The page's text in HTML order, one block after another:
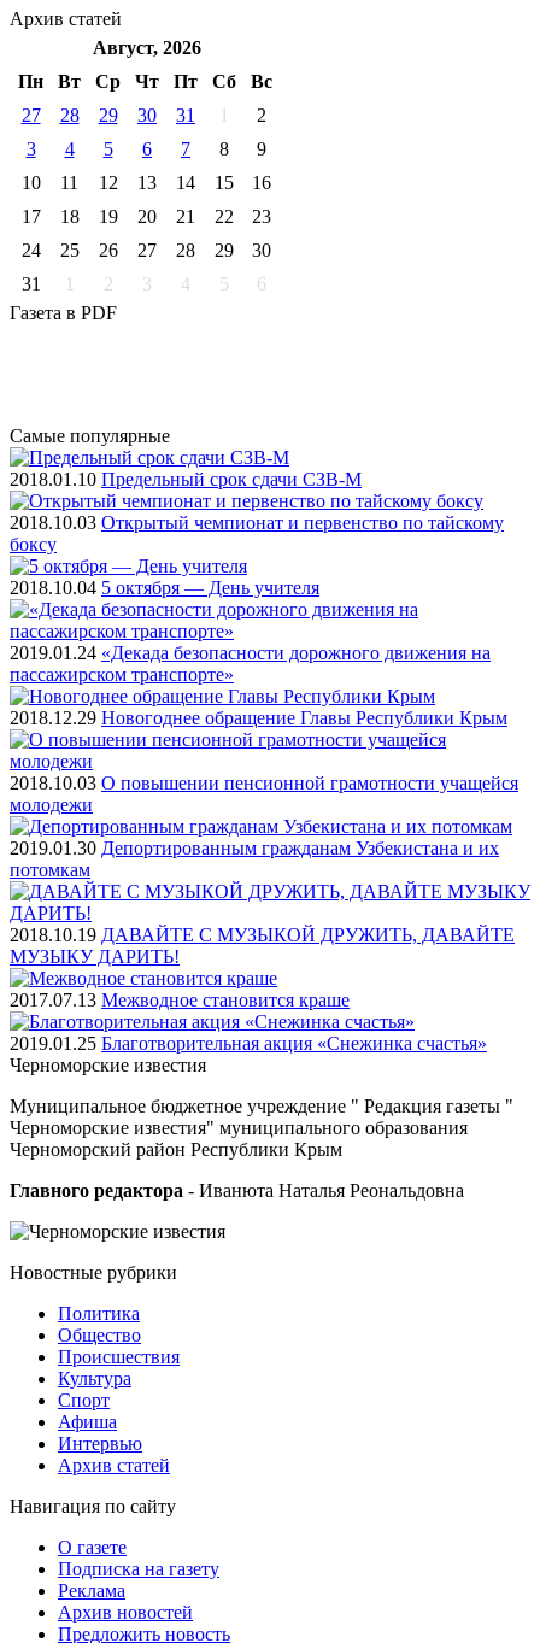
Архив статей
Август, 2026
Пн
Вт Ср Чт Пт Cб
Вс
27
28 29 30 31 1
2
3
4 5 6 7 8
9
10
11 12 13 14 15
16
17
18 19 20 21 22
23
24
25 26 27 28 29
30
31
1 2 3 4 5
6
Газета в PDF
Самые популярные
2018.01.10 Предельный срок сдачи СЗВ-М
2018.10.03 Открытый чемпионат и первенство по тайскому
боксу
2018.10.04 5 октября — День учителя
2019.01.24 «Декада безопасности дорожного движения на
пассажирском транспорте»
2018.12.29 Новогоднее обращение Главы Республики Крым
2018.10.03 О повышении пенсионной грамотности учащейся
молодежи
2019.01.30 Депортированным гражданам Узбекистана и их
потомкам
2018.10.19 ДАВАЙТЕ С МУЗЫКОЙ ДРУЖИТЬ, ДАВАЙТЕ
МУЗЫКУ ДАРИТЬ!
2017.07.13 Межводное становится краше
2019.01.25 Благотворительная акция «Снежинка счастья»
Черноморские известия
Муниципальное бюджетное учреждение " Редакция газеты "
Черноморские известия" муниципального образования
Черноморский район Республики Крым
Главного редактора - Иванюта Наталья Реональдовна
Новостные рубрики
Политика
Общество
Проиcшествия
Культура
Спорт
Афиша
Интервью
Архив статей
Навигация по сайту
О газете
Подписка на газету
Реклама
Архив новостей
Предложить новость